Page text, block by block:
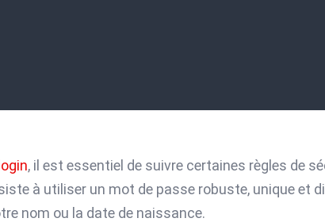
, il est essentiel de suivre certaines règles de
à utiliser un mot de passe robuste, unique et
nom ou la date de naissance.